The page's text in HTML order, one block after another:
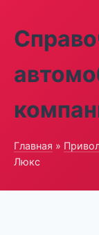
Главная »
Люкс